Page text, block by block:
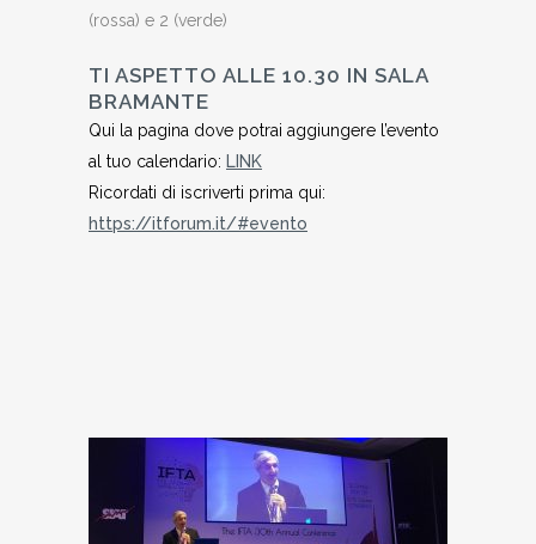
(rossa) e 2 (verde)
TI ASPETTO ALLE 10.30 IN SALA
BRAMANTE
Qui la pagina dove potrai aggiungere l’evento
al tuo calendario: LINK
Ricordati di iscriverti prima qui:
https://itforum.it/#evento